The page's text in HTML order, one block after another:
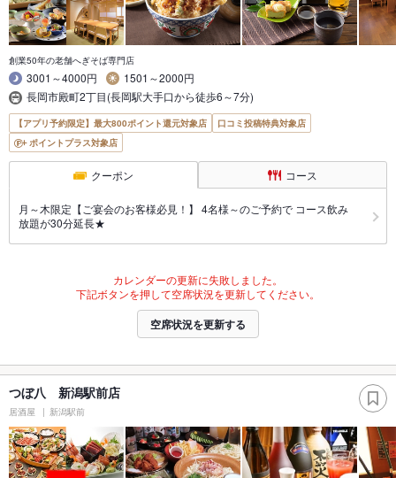
創業50年の老舗へぎそば専門店
3001～4000円
1501～2000円
長岡市殿町2丁目(長岡駅大手口から徒歩6～7分)
【アプリ予約限定】最大800ポイント還元対象店
口コミ投稿特典対象店
ポイントプラス対象店
クーポン コース
月～木限定【ご宴会のお客様必見！】 4名様～のご予約で コース飲み
放題が30分延長★
カレンダーの更新に失敗しました。
下記ボタンを押して空席状況を更新してください。
空席状況を更新する
つぼ八 新潟駅前店
居酒屋 新潟駅前